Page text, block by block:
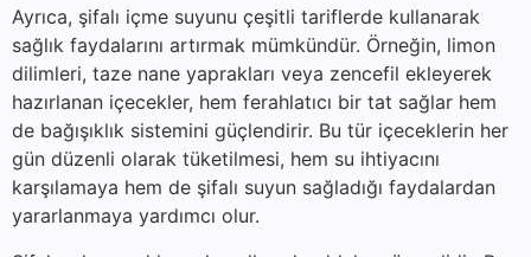
Ayrıca, şifalı içme suyunu çeşitli tariflerde kullanarak
sağlık faydalarını artırmak mümkündür. Örneğin, limon
dilimleri, taze nane yaprakları veya zencefil ekleyerek
hazırlanan içecekler, hem ferahlatıcı bir tat sağlar hem
de bağışıklık sistemini güçlendirir. Bu tür içeceklerin her
gün düzenli olarak tüketilmesi, hem su ihtiyacını
karşılamaya hem de şifalı suyun sağladığı faydalardan
yararlanmaya yardımcı olur.